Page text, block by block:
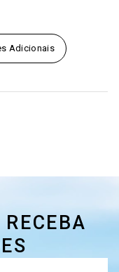
Adicionais